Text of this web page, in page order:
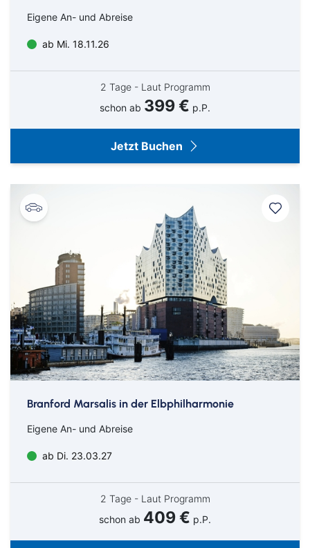
Eigene An- und Abreise
ab Mi. 18.11.26
2 Tage - Laut Programm
schon ab 399 € p.P.
Jetzt Buchen
Branford Marsalis in der Elbphilharmonie
Eigene An- und Abreise
ab Di. 23.03.27
2 Tage - Laut Programm
schon ab 409 € p.P.